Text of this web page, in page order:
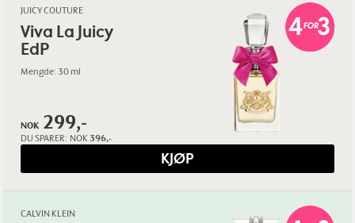
JUICY COUTURE
Viva La Juicy
EdP
Mengde: 30 ml
NOK 299,-
DU SPARER: NOK 396,-
KJØP
CALVIN KLEIN